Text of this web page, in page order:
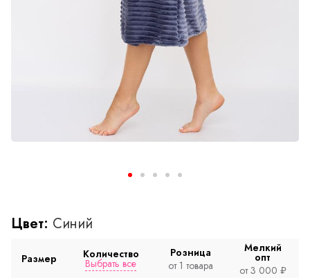
Цвет: Синий
Размер Количество
Выбрать все
Розница
от 1 товара
Мелкий
опт
от 3 000 ₽